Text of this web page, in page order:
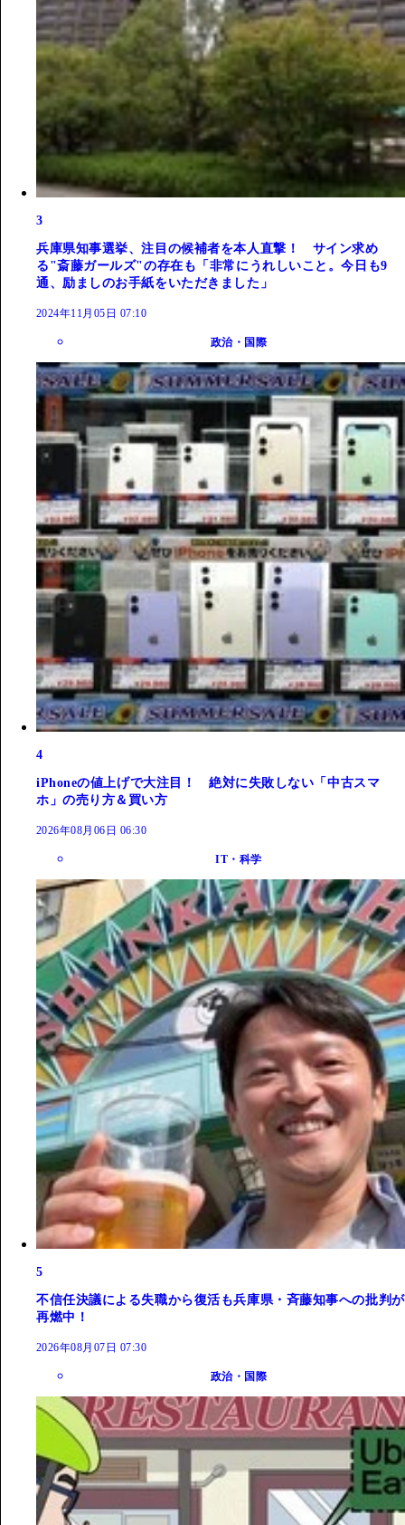
3
兵庫県知事選挙、注目の候補者を本人直撃！ サイン求め
る"斎藤ガールズ"の存在も「非常にうれしいこと。今日も9
通、励ましのお手紙をいただきました」
2024年11月05日 07:10
政治・国際
4
iPhoneの値上げで大注目！ 絶対に失敗しない「中古スマ
ホ」の売り方＆買い方
2026年08月06日 06:30
IT・科学
5
不信任決議による失職から復活も兵庫県・斉藤知事への批判が
再燃中！
2026年08月07日 07:30
政治・国際